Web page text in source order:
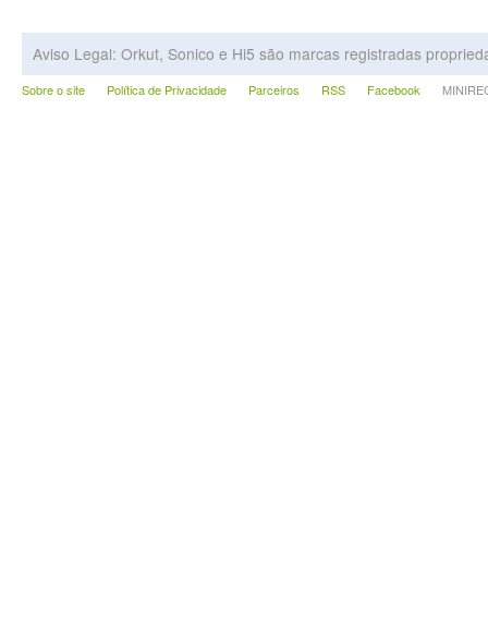
Aviso Legal: Orkut, Sonico e Hi5 são marcas registradas
Sobre o site Política de Privacidade Parceiros RSS Facebook